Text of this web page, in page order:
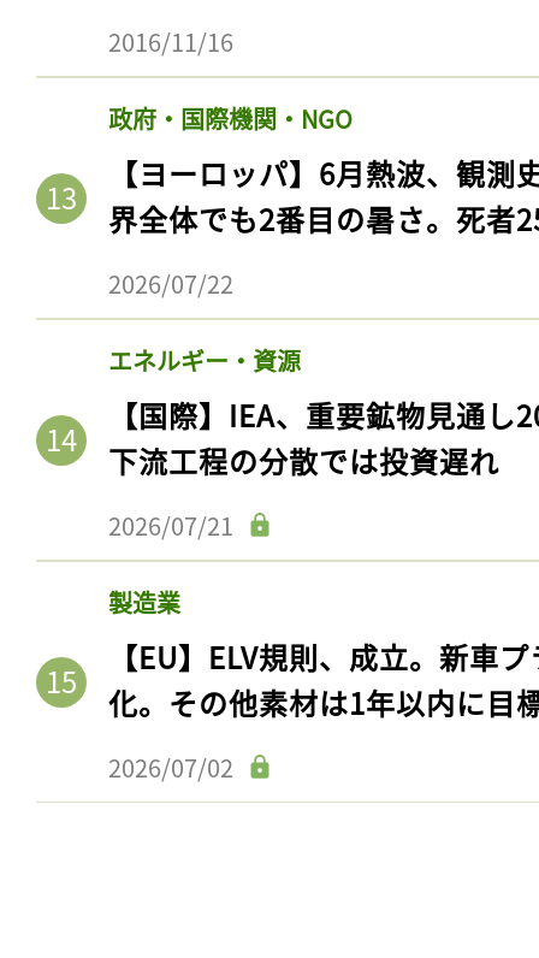
2016/11/16
政府・国際機関・NGO
【ヨーロッパ】6月熱波、観
界全体でも2番目の暑さ。死者
2026/07/22
エネルギー・資源
【国際】IEA、重要鉱物見通
下流工程の分散では投資遅れ
2026/07/21
製造業
【EU】ELV規則、成立。新車
化。その他素材は1年以内に目
2026/07/02
ログイン
会員登録